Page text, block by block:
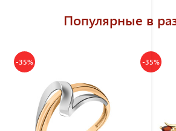
Популярные в
-35% -35%